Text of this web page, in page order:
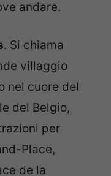
andare.
. Si chiama
villaggio
nel cuore del
del Belgio,
per
Place,
de la